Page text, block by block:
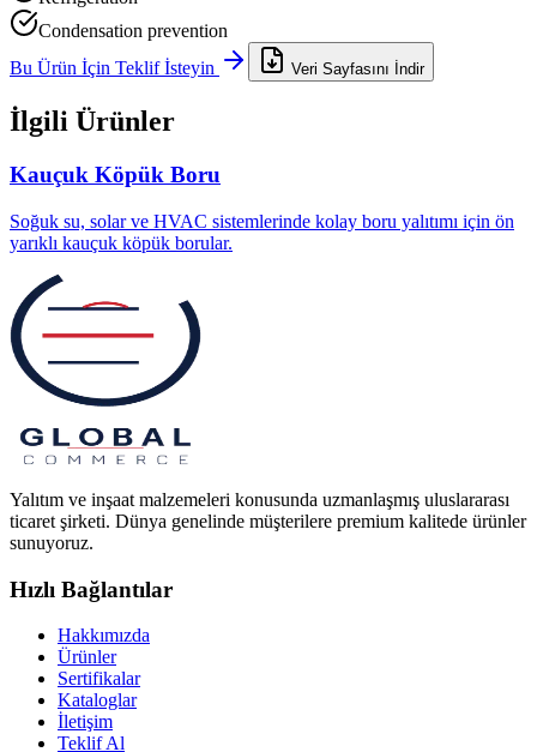
Condensation prevention
Bu Ürün İçin Teklif İsteyin
Veri Sayfasını İndir
İlgili Ürünler
Kauçuk Köpük Boru
Soğuk su, solar ve HVAC sistemlerinde kolay boru yalıtımı için ön
yarıklı kauçuk köpük borular.
Yalıtım ve inşaat malzemeleri konusunda uzmanlaşmış uluslararası
ticaret şirketi. Dünya genelinde müşterilere premium kalitede ürünler
sunuyoruz.
Hızlı Bağlantılar
Hakkımızda
Ürünler
Sertifikalar
Kataloglar
İletişim
Teklif Al